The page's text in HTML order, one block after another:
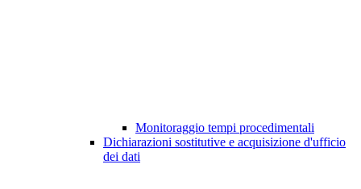
Monitoraggio tempi procedimentali
Dichiarazioni sostitutive e acquisizione d'ufficio
dei dati